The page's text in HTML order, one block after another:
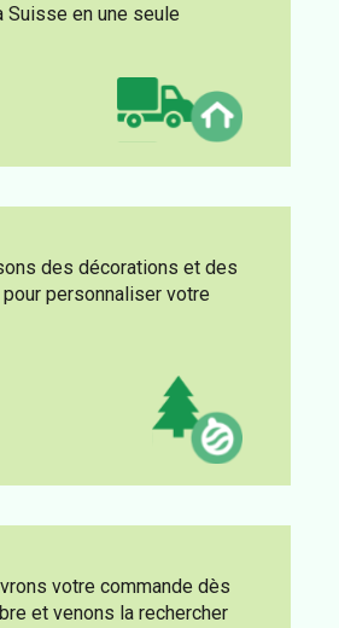
Suisse en une seule
des décorations et des
personnaliser votre
votre commande dès
et venons la rechercher